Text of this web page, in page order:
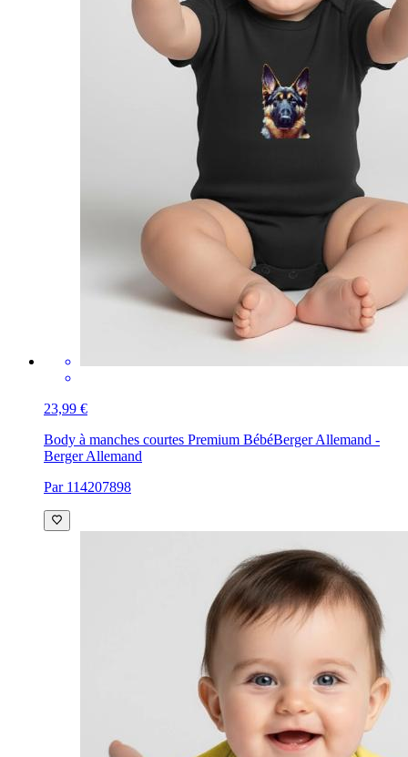
23,99 €
Body à manches courtes Premium BébéBerger Allemand -
Berger Allemand
Par 114207898